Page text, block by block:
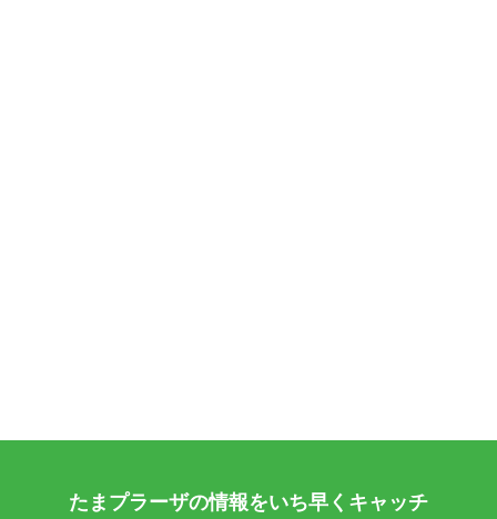
たまプラーザの情報をいち早くキャッチ